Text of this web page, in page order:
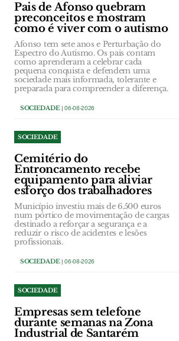
Pais de Afonso quebram
preconceitos e mostram
como é viver com o autismo
Afonso tem sete anos e Perturbação do
Espectro do Autismo. Os pais contam
como aprenderam a celebrar cada
pequena conquista e defendem uma
sociedade mais informada, tolerante e
preparada para compreender a diferença.
SOCIEDADE| 06-08-2026
SOCIEDADE
Cemitério do
Entroncamento recebe
equipamento para aliviar
esforço dos trabalhadores
Município investiu mais de 6.500 euros
num pórtico de movimentação de cargas
destinado a reforçar a segurança e a
reduzir o risco de acidentes e lesões
profissionais.
SOCIEDADE| 06-08-2026
SOCIEDADE
Empresas sem telefone
durante semanas na Zona
Industrial de Santarém